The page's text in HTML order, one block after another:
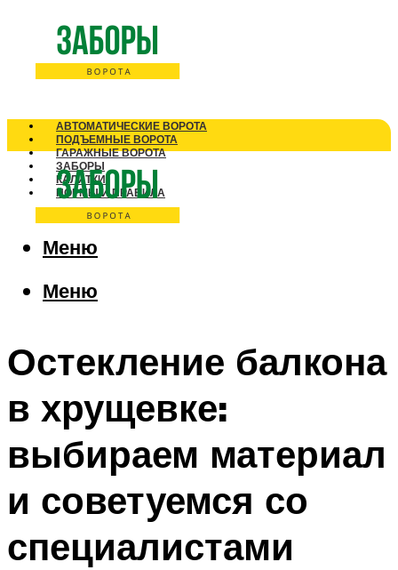
АВТОМАТИЧЕСКИЕ ВОРОТА
ПОДЪЕМНЫЕ ВОРОТА
ГАРАЖНЫЕ ВОРОТА
ЗАБОРЫ
КАЛИТКИ
НОРМЫ И ПРАВИЛА
Меню
Меню
Остекление балкона
в хрущевке:
выбираем материал
и советуемся со
специалистами